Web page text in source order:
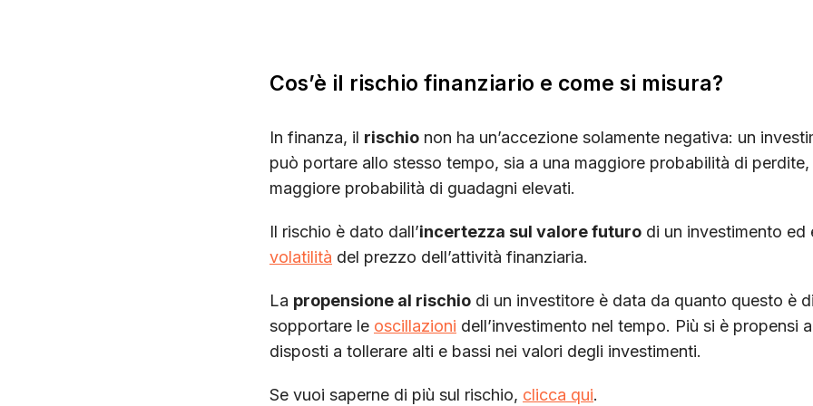
Cos’è il rischio finanziario e come si misura?
In finanza, il rischio non ha un’accezione solamente negativa: un
può portare allo stesso tempo, sia a una maggiore probabilità di perdite,
maggiore probabilità di guadagni elevati.
Il rischio è dato dall’incertezza sul valore futuro di un investimento ed
volatilità del prezzo dell’attività finanziaria.
La propensione al rischio di un investitore è data da quanto questo è
sopportare le oscillazioni dell’investimento nel tempo. Più si è propensi
disposti a tollerare alti e bassi nei valori degli investimenti.
Se vuoi saperne di più sul rischio, clicca qui.